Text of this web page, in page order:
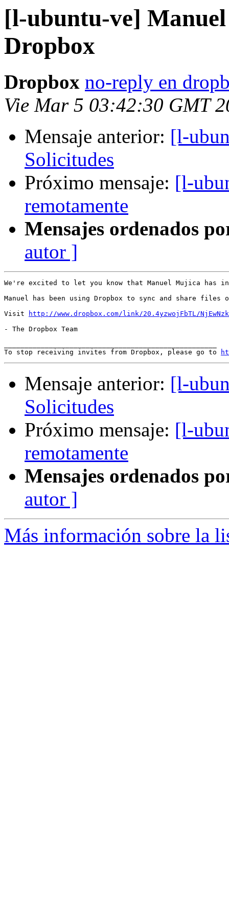
[l-ubuntu-ve]
Dropbox
Dropbox no-reply en
Vie Mar 5 03:42:30 GMT
Mensaje anterior: [l-
Solicitudes
Próximo mensaje: [l-
remotamente
Mensajes ordenados
autor ]
We're excited to let you know that Manuel Mujica has
Manuel has been using Dropbox to sync and share
Visit
http://www.dropbox.com/link/20.4yzwojFbTL/
- The Dropbox Team
To stop receiving invites from Dropbox, please go to
Mensaje anterior: [l-
Solicitudes
Próximo mensaje: [l-
remotamente
Mensajes ordenados
autor ]
Más información sobre la